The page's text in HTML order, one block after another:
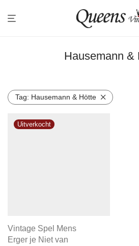
Hausemann &
Tag: Hausemann & Hötte
Vintage Spel Mens
Erger je Niet van